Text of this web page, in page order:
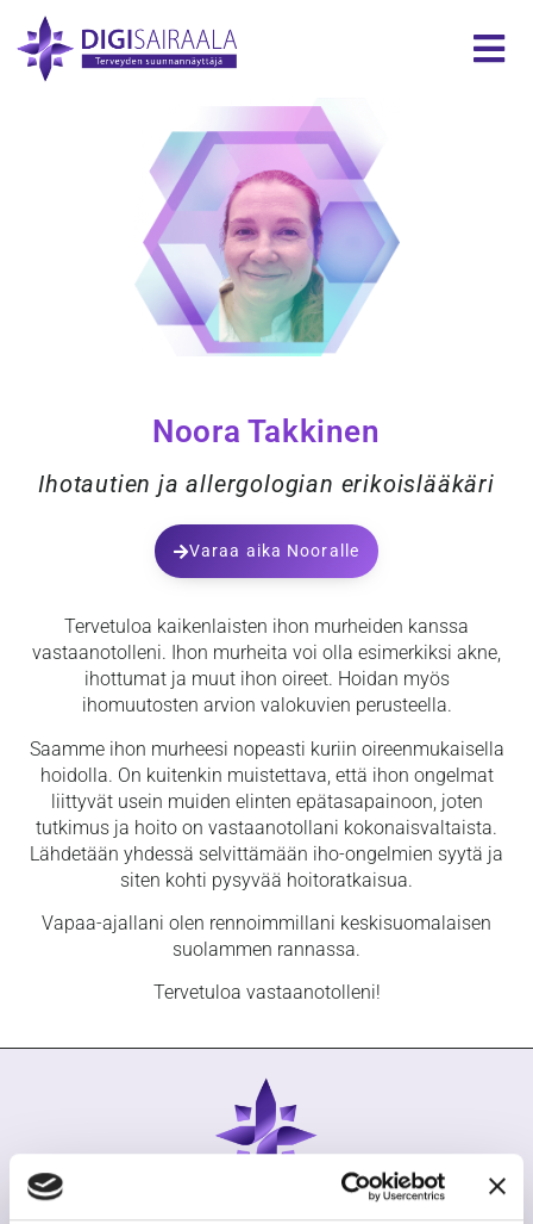
Noora Takkinen
Ihotautien ja allergologian erikoislääkäri
Varaa aika Nooralle
Tervetuloa kaikenlaisten ihon murheiden kanssa
vastaanotolleni. Ihon murheita voi olla esimerkiksi akne,
ihottumat ja muut ihon oireet. Hoidan myös
ihomuutosten arvion valokuvien perusteella.
Saamme ihon murheesi nopeasti kuriin oireenmukaisella
hoidolla. On kuitenkin muistettava, että ihon ongelmat
liittyvät usein muiden elinten epätasapainoon, joten
tutkimus ja hoito on vastaanotollani kokonaisvaltaista.
Lähdetään yhdessä selvittämään iho-ongelmien syytä ja
siten kohti pysyvää hoitoratkaisua.
Vapaa-ajallani olen rennoimmillani keskisuomalaisen
suolammen rannassa.
Tervetuloa vastaanotolleni!